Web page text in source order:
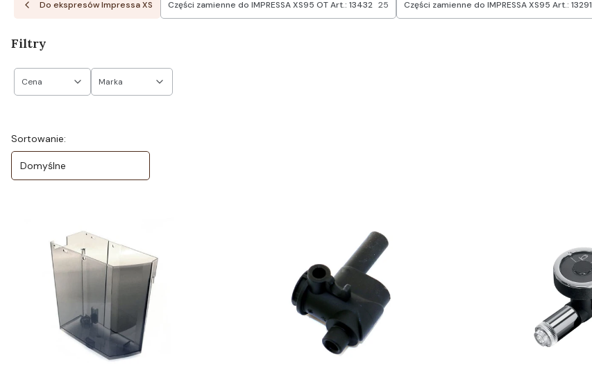
Do ekspresów Impressa XS Części zamienne do IMPRESSA XS95 OT Art.: 13432 25 Części zamienne do IMPRESSA XS95 Art.: 13291
Filtry
Cena Marka
Lista produktów
Sortowanie:
Domyślne